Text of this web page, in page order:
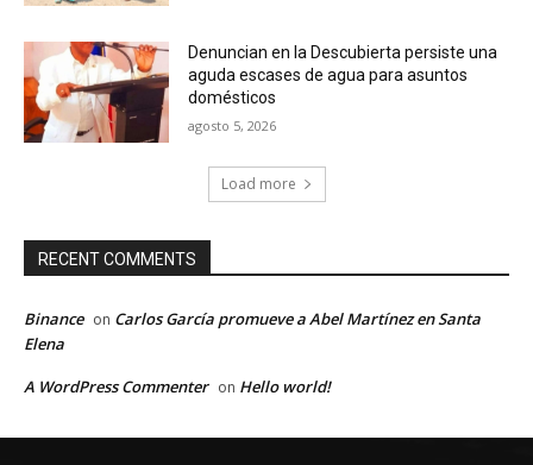
Denuncian en la Descubierta persiste una
aguda escases de agua para asuntos
domésticos
agosto 5, 2026
Load more
RECENT COMMENTS
Binance on Carlos García promueve a Abel Martínez en Santa
Elena
A WordPress Commenter on Hello world!